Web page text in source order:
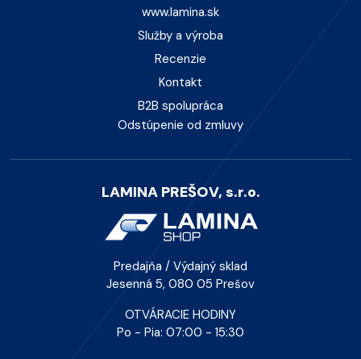
www.lamina.sk
Služby a výroba
Recenzie
Kontakt
B2B spolupráca
Odstúpenie od zmluvy
LAMINA PREŠOV, s.r.o.
Predajňa / Výdajný sklad
Jesenná 5, 080 05 Prešov
OTVÁRACIE HODINY
Po - Pia: 07:00 - 15:30